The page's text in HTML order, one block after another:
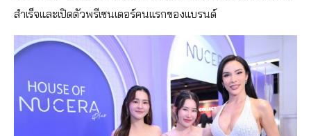
สำเร็จและเปิดตัวพรีเซนเตอร์คนแรกของแบรนด์